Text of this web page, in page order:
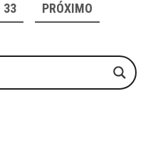
33 PRÓXIMO